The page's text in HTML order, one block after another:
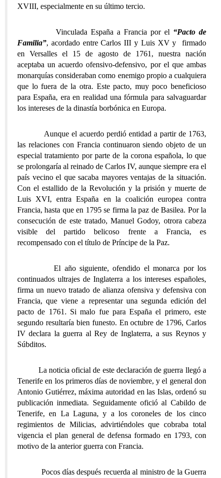
XVIII, especialmente en su último tercio.
Vinculada España a Francia por el “Pacto de
Familia”, acordado entre Carlos III y Luis XV y firmado
en Versalles el 15 de agosto de 1761, nuestra nación
aceptaba un acuerdo ofensivo-defensivo, por el que ambas
monarquías consideraban como enemigo propio a cualquiera
que lo fuera de la otra. Este pacto, muy poco beneficioso
para España, era en realidad una fórmula para salvaguardar
los intereses de la dinastía borbónica en Europa.
Aunque el acuerdo perdió entidad a partir de 1763,
las relaciones con Francia continuaron siendo objeto de un
especial tratamiento por parte de la corona española, lo que
se prolongaría al reinado de Carlos IV, aunque siempre era el
país vecino el que sacaba mayores ventajas de la situación.
Con el estallido de la Revolución y la prisión y muerte de
Luis XVI, entra España en la coalición europea contra
Francia, hasta que en 1795 se firma la paz de Basilea. Por la
consecución de este tratado, Manuel Godoy, otrora cabeza
visible del partido belicoso frente a Francia, es
recompensado con el título de Príncipe de la Paz.
El año siguiente, ofendido el monarca por los
continuados ultrajes de Inglaterra a los intereses españoles,
firma un nuevo tratado de alianza ofensiva y defensiva con
Francia, que viene a representar una segunda edición del
pacto de 1761. Si malo fue para España el primero, este
segundo resultaría bien funesto. En octubre de 1796, Carlos
IV declara la guerra al Rey de Inglaterra, a sus Reynos y
Súbditos.
La noticia oficial de este declaración de guerra llegó a
Tenerife en los primeros días de noviembre, y el general don
Antonio Gutiérrez, máxima autoridad en las Islas, ordenó su
publicación inmediata. Seguidamente ofició al Cabildo de
Tenerife, en La Laguna, y a los coroneles de los cinco
regimientos de Milicias, advirtiéndoles que cobraba total
vigencia el plan general de defensa formado en 1793, con
motivo de la anterior guerra con Francia.
Pocos días después recuerda al ministro de la Guerra